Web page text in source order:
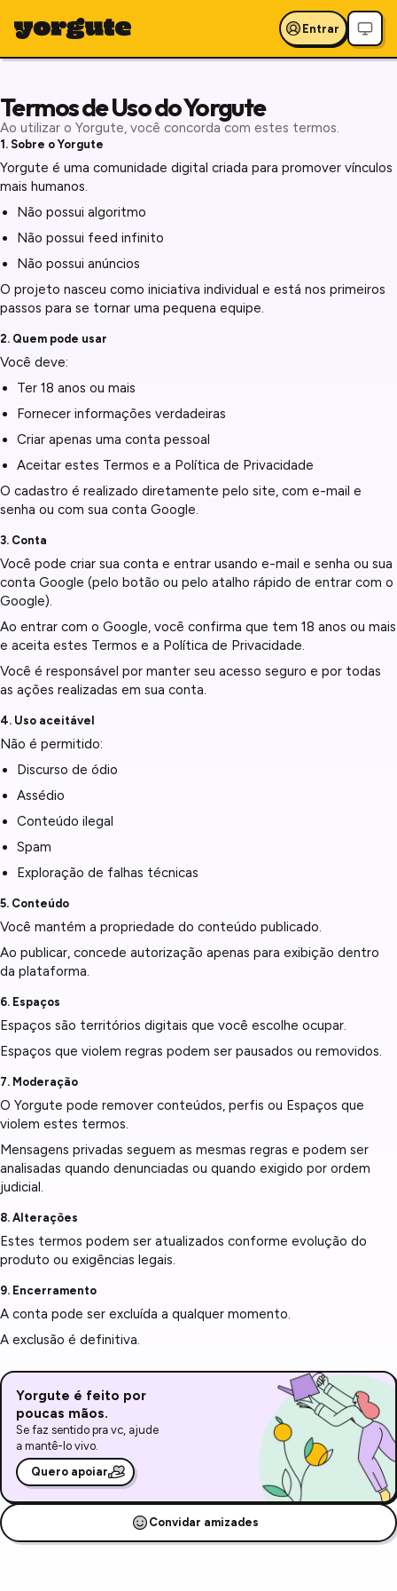
Entrar
Termos de Uso do Yorgute
Ao utilizar o Yorgute, você concorda com estes termos.
1. Sobre o Yorgute
Yorgute é uma comunidade digital criada para promover vínculos
mais humanos.
Não possui algoritmo
Não possui feed infinito
Não possui anúncios
O projeto nasceu como iniciativa individual e está nos primeiros
passos para se tornar uma pequena equipe.
2. Quem pode usar
Você deve:
Ter 18 anos ou mais
Fornecer informações verdadeiras
Criar apenas uma conta pessoal
Aceitar estes Termos e a Política de Privacidade
O cadastro é realizado diretamente pelo site, com e-mail e
senha ou com sua conta Google.
3. Conta
Você pode criar sua conta e entrar usando e-mail e senha ou sua
conta Google (pelo botão ou pelo atalho rápido de entrar com o
Google).
Ao entrar com o Google, você confirma que tem 18 anos ou mais
e aceita estes Termos e a Política de Privacidade.
Você é responsável por manter seu acesso seguro e por todas
as ações realizadas em sua conta.
4. Uso aceitável
Não é permitido:
Discurso de ódio
Assédio
Conteúdo ilegal
Spam
Exploração de falhas técnicas
5. Conteúdo
Você mantém a propriedade do conteúdo publicado.
Ao publicar, concede autorização apenas para exibição dentro
da plataforma.
6. Espaços
Espaços são territórios digitais que você escolhe ocupar.
Espaços que violem regras podem ser pausados ou removidos.
7. Moderação
O Yorgute pode remover conteúdos, perfis ou Espaços que
violem estes termos.
Mensagens privadas seguem as mesmas regras e podem ser
analisadas quando denunciadas ou quando exigido por ordem
judicial.
8. Alterações
Estes termos podem ser atualizados conforme evolução do
produto ou exigências legais.
9. Encerramento
A conta pode ser excluída a qualquer momento.
A exclusão é definitiva.
Yorgute é feito por
poucas mãos.
Se faz sentido pra vc, ajude
a mantê-lo vivo.
Quero apoiar
Convidar amizades